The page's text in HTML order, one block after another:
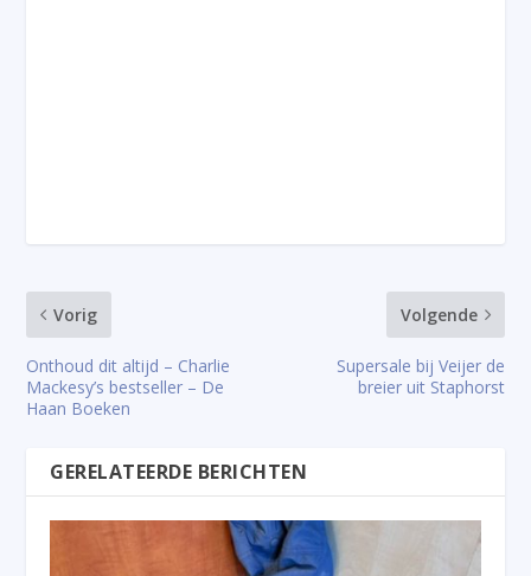
Vorig
Onthoud dit altijd – Charlie
Mackesy’s bestseller – De
Haan Boeken
Volgende
Supersale bij Veijer de
breier uit Staphorst
GERELATEERDE BERICHTEN